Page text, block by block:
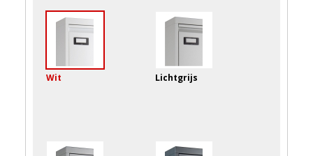
Wit Lichtgrijs